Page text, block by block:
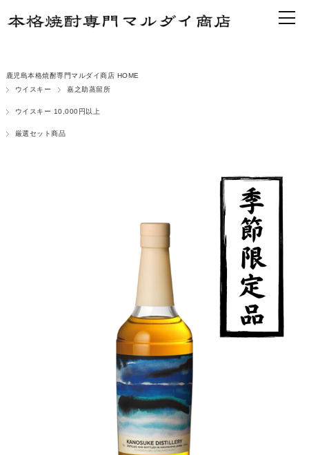
鹿児島本格焼酎専門マルダイ商店 HOME
ウイスキー
嘉之助蒸留所
ウイスキー 10,000円以上
厳選セット商品